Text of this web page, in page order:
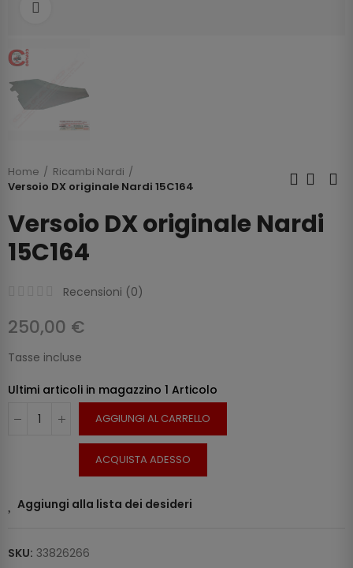
Home
Ricambi Nardi
Versoio DX originale Nardi 15C164
Versoio DX originale Nardi
15C164
Recensioni (0)
250,00 €
Tasse incluse
Ultimi articoli in magazzino 1 Articolo
AGGIUNGI AL CARRELLO
ACQUISTA ADESSO
Aggiungi alla lista dei desideri
SKU: 33826266